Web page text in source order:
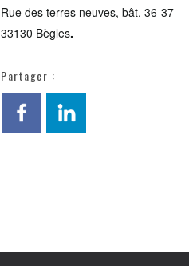
Rue des terres neuves, bât. 36-37
33130 Bègles.
Partager :